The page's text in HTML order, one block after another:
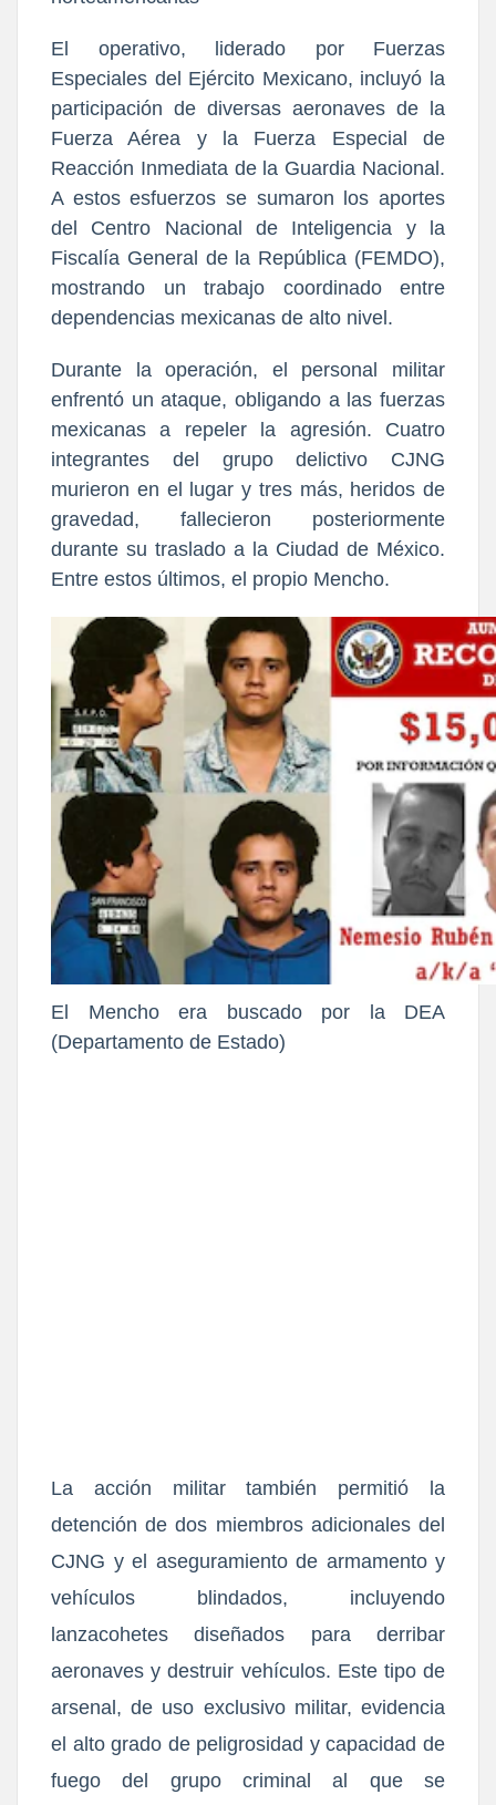
El operativo, liderado por Fuerzas
Especiales del Ejército Mexicano, incluyó la
participación de diversas aeronaves de la
Fuerza Aérea y la Fuerza Especial de
Reacción Inmediata de la Guardia Nacional.
A estos esfuerzos se sumaron los aportes
del Centro Nacional de Inteligencia y la
Fiscalía General de la República (FEMDO),
mostrando un trabajo coordinado entre
dependencias mexicanas de alto nivel.
Durante la operación, el personal militar
enfrentó un ataque, obligando a las fuerzas
mexicanas a repeler la agresión. Cuatro
integrantes del grupo delictivo CJNG
murieron en el lugar y tres más, heridos de
gravedad, fallecieron posteriormente
durante su traslado a la Ciudad de México.
Entre estos últimos, el propio Mencho.
El Mencho era buscado por la DEA
(Departamento de Estado)
La acción militar también permitió la
detención de dos miembros adicionales del
CJNG y el aseguramiento de armamento y
vehículos blindados, incluyendo
lanzacohetes diseñados para derribar
aeronaves y destruir vehículos. Este tipo de
arsenal, de uso exclusivo militar, evidencia
el alto grado de peligrosidad y capacidad de
fuego del grupo criminal al que se